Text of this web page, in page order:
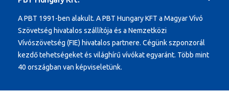
A PBT 1991-ben alakult. A PBT Hungary KFT a Magyar Vívó
Szövetség hivatalos szállítója és a Nemzetközi
Vívószövetség (FIE) hivatalos partnere. Cégünk szponzorál
kezdő tehetségeket és világhírű vívókat egyaránt. Több mint
40 országban van képviseletünk.